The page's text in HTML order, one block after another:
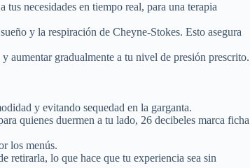
necesidades en tiempo real, para una terapia
y la respiración de Cheyne-Stokes. Esto asegura
aumentar gradualmente a tu nivel de presión prescrito.
y evitando sequedad en la garganta.
quienes duermen a tu lado, 26 decibeles marca ficha
los menús.
retirarla, lo que hace que tu experiencia sea sin